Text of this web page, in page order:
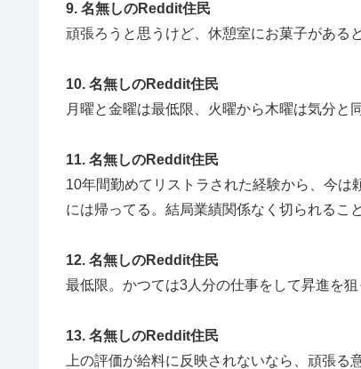
9. 名無しのReddit住民
頑張ろうと思うけど、休憩室にお菓子がある
10. 名無しのReddit住民
月曜と金曜は最低限、火曜から木曜は気分と
11. 名無しのReddit住民
10年間勤めてリストラされた経験から、今
には帰ってる。結局業績関係なく切られるこ
12. 名無しのReddit住民
最低限。かつては3人分の仕事をして昇進を
13. 名無しのReddit住民
上の評価が給料に反映されないなら、頑張る